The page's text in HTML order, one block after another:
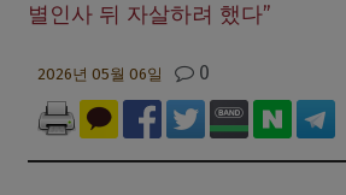
별인사 뒤 자살하려 했다”
2026년 05월 06일 0